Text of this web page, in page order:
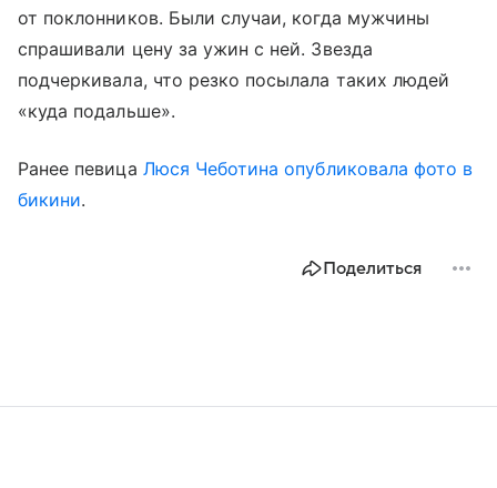
от поклонников. Были случаи, когда мужчины
спрашивали цену за ужин с ней. Звезда
подчеркивала, что резко посылала таких людей
«куда подальше».
Ранее певица Люся Чеботина опубликовала фото в
бикини.
Поделиться